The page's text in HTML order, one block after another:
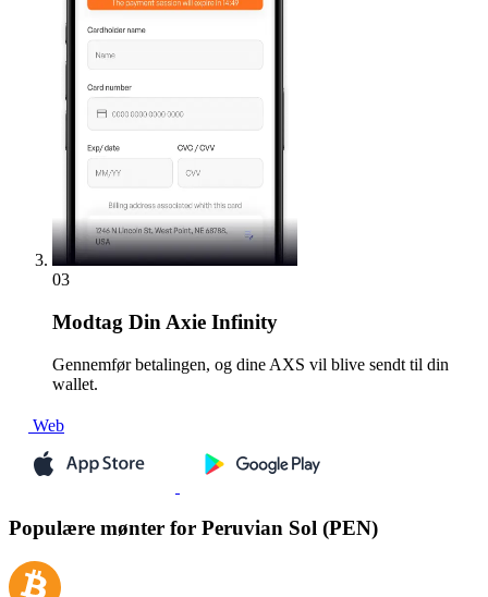
03
Modtag Din Axie Infinity
Gennemfør betalingen, og dine AXS vil blive sendt til din
wallet.
Web
Populære mønter for Peruvian Sol (PEN)